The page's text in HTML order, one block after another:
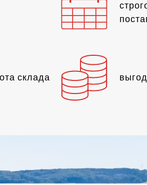
склада